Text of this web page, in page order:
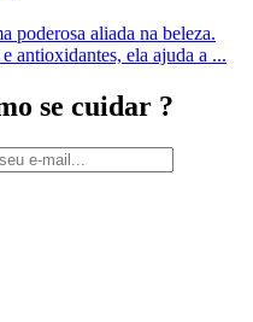
poderosa aliada na beleza.
antioxidantes, ela ajuda a ...
se cuidar ?